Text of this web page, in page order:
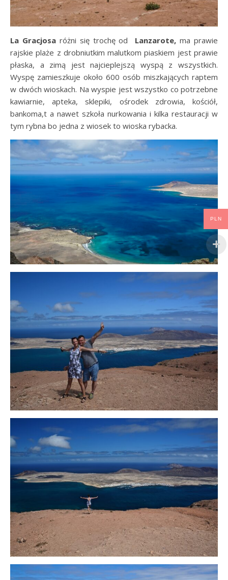
La Gracjosaróżni się trochę od Lanzarote,ma prawie
rajskie plaże z drobniutkim malutkom piaskiem jest prawie
płaska, a zimą jest najcieplejszą wyspą z wszystkich.
Wyspę zamieszkuje około 600 osób miszkających raptem
w dwóch wioskach. Na wyspie jest wszystko co potrzebne
kawiarnie, apteka, sklepiki, ośrodek zdrowia, kościół,
bankoma,t a nawet szkoła nurkowania i kilka restauracji w
tym rybna bo jedna z wiosek to wioska rybacka.
PLN